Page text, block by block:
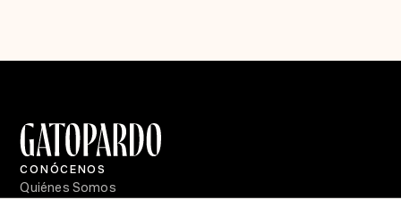
CONÓCENOS
Quiénes Somos